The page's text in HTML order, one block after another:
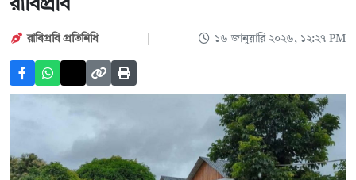
রাবিপ্রবি
রাবিপ্রবি প্রতিনিধি ১৬ জানুয়ারি ২০২৬, ১২:২৭ PM